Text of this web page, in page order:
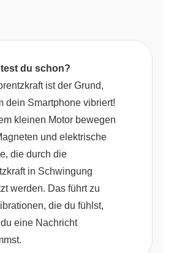
du schon?
ist der Grund,
dein Smartphone vibriert!
kleinen Motor bewegen
und elektrische
die durch die
in Schwingung
werden. Das führt zu
die du fühlst,
eine Nachricht